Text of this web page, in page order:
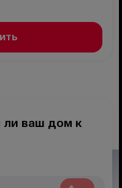
ли ваш дом к